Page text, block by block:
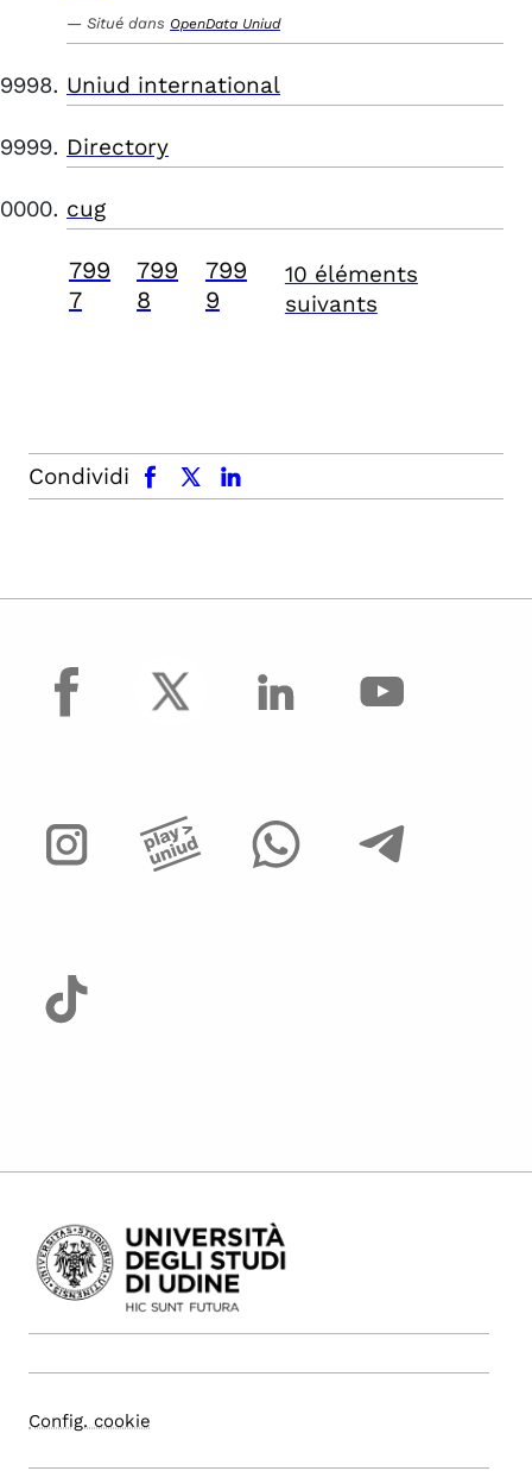
Situé dans OpenData Uniud
Uniud international
Directory
cug
799
7
799
8
799
9
10 éléments
suivants
Condividi
facebook x.com linkedin
facebook
Config. cookie